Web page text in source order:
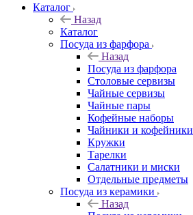
Каталог
Назад
Каталог
Посуда из фарфора
Назад
Посуда из фарфора
Столовые сервизы
Чайные сервизы
Чайные пары
Кофейные наборы
Чайники и кофейники
Кружки
Тарелки
Салатники и миски
Отдельные предметы
Посуда из керамики
Назад